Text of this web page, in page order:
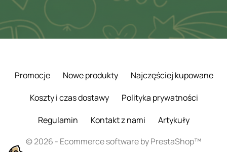
Promocje Nowe produkty
Najczęściej kupowane
Koszty i czas dostawy
Polityka prywatności
Regulamin
Kontakt z nami
Artykuły
© 2026 - Ecommerce software by PrestaShop™